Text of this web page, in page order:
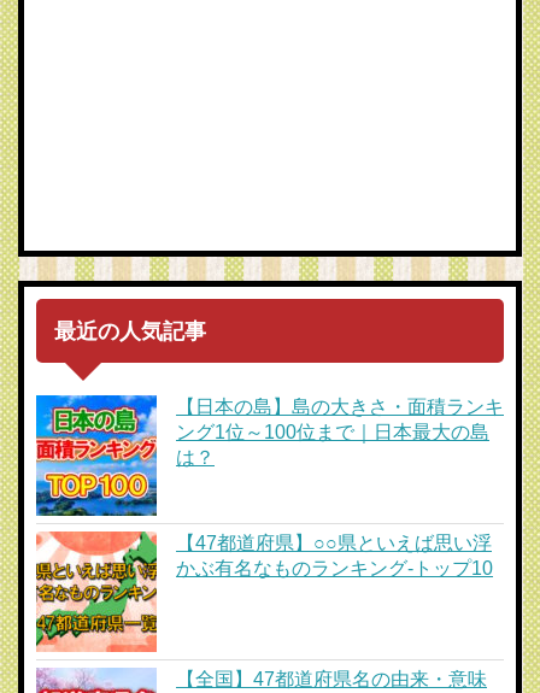
最近の人気記事
【日本の島】島の大きさ・面積ランキ
ング1位～100位まで｜日本最大の島
は？
【47都道府県】○○県といえば思い浮
かぶ有名なものランキング-トップ10
【全国】47都道府県名の由来・意味